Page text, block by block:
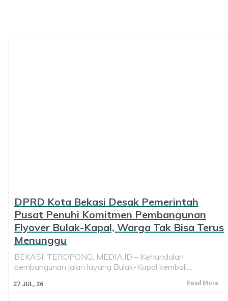
DPRD Kota Bekasi Desak Pemerintah
Pusat Penuhi Komitmen Pembangunan
Flyover Bulak-Kapal, Warga Tak Bisa Terus
Menunggu
27 JUL, 26
BEKASI, TEROPONG, MEDIA.ID – Kehandalan
pembangunan jalan layang Bulak-Kapal kembali…
Read More